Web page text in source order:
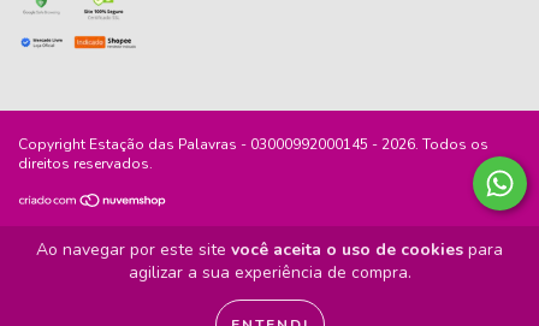
Ao navegar por este site você aceita o uso de cookies para
agilizar a sua experiência de compra.
Copyright Estação das Palavras - 03000992000145 - 2026. Todos os
direitos reservados.